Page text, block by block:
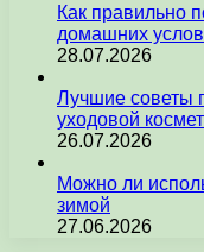
Как правильно
домашних
28.07.2026
Лучшие советы
уходовой
26.07.2026
Можно ли
зимой
27.06.2026